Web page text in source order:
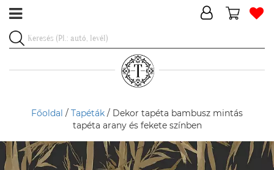
Főoldal / Tapéták / Dekor tapéta bambusz mintás
tapéta arany és fekete színben